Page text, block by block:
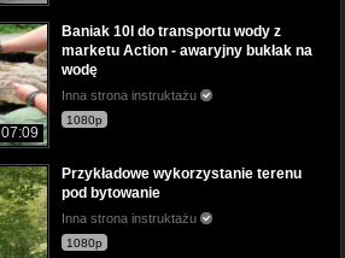
07:09
Baniak 10l do transportu wody z
marketu Action - awaryjny bukłak na
wodę
Inna strona instruktażu
1080p
Przykładowe wykorzystanie terenu
pod bytowanie
Inna strona instruktażu
1080p